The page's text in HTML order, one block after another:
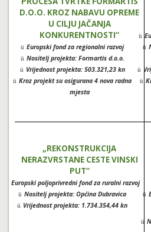
D.O.O. KROZ NABAVU OPREME
U CILJU JAČANJA
KONKURENTNOSTI“
ü Europski fond za regionalni razvoj
ü Nositelj projekta: Formartis d.o.o.
ü Vrijednost projekta: 503.321,23 kn
ü Kroz projekt su osigurana 4 nova radna
mjesta
ü
ü
ü
ü
„REKONSTRUKCIJA
NERAZVRSTANE CESTE VINSKI
PUT“
Europski poljoprivredni fond za ruralni razvoj
ü Nositelj projekta: Općina Dubravica
ü Vrijednost projekta: 1.734.354,44 kn
ü
ü